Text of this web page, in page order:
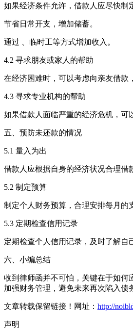
如果经济条件允许，借款人应尽快制
节省日常开支，增加储蓄。
通过 、临时工等方式增加收入。
4.2 寻求朋友或家人的帮助
在经济困难时，可以考虑向亲友借款
4.3 寻求专业机构的帮助
如果借款人面临严重的经济危机，可
五、预防未还款的情况
5.1 量入为出
借款人应根据自身的经济状况合理借
5.2 制定预算
制定个人财务预算，合理安排每月的
5.3 定期检查信用记录
定期检查个人信用记录，及时了解自
六、小编总结
收到律师函并不可怕，关键在于如何
加强财务管理，避免未来再次陷入债
文章转载保留链接！网址： http://
声明